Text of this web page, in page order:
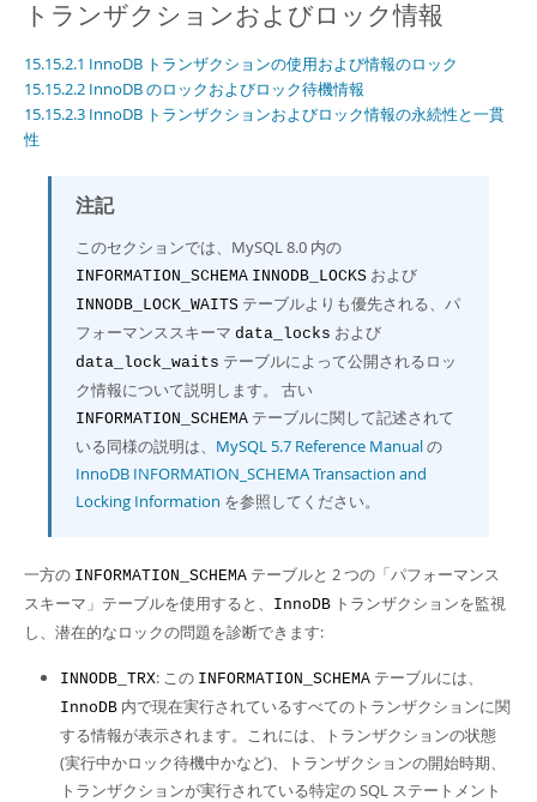
More
MySQL.com
Downloads
Developer Zone
トランザクションおよびロック情報
15.15.2.1 InnoDB トランザクションの使用および情報のロック
15.15.2.2 InnoDB のロックおよびロック待機情報
15.15.2.3 InnoDB トランザクションおよびロック情報の永続性と一貫
性
注記
このセクションでは、MySQL 8.0 内の
INFORMATION_SCHEMA INNODB_LOCKS および
INNODB_LOCK_WAITS テーブルよりも優先される、パ
フォーマンススキーマ data_locks および
data_lock_waits テーブルによって公開されるロッ
ク情報について説明します。 古い
INFORMATION_SCHEMA テーブルに関して記述されて
いる同様の説明は、 MySQL 5.7 Reference Manualの
InnoDB INFORMATION_SCHEMA Transaction and
Locking Information を参照してください。
一方の INFORMATION_SCHEMA テーブルと 2 つの「パフォーマンス
スキーマ」テーブルを使用すると、
InnoDB トランザクションを監視
し、潜在的なロックの問題を診断できます:
INNODB_TRX: この INFORMATION_SCHEMA テーブルには、
InnoDB 内で現在実行されているすべてのトランザクションに関
する情報が表示されます。これには、トランザクションの状態
(実行中かロック待機中かなど)、トランザクションの開始時期、
トランザクションが実行されている特定の SQL ステートメント